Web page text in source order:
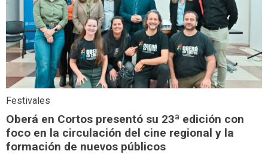
Festivales
Oberá en Cortos presentó su 23ª edición con
foco en la circulación del cine regional y la
formación de nuevos públicos